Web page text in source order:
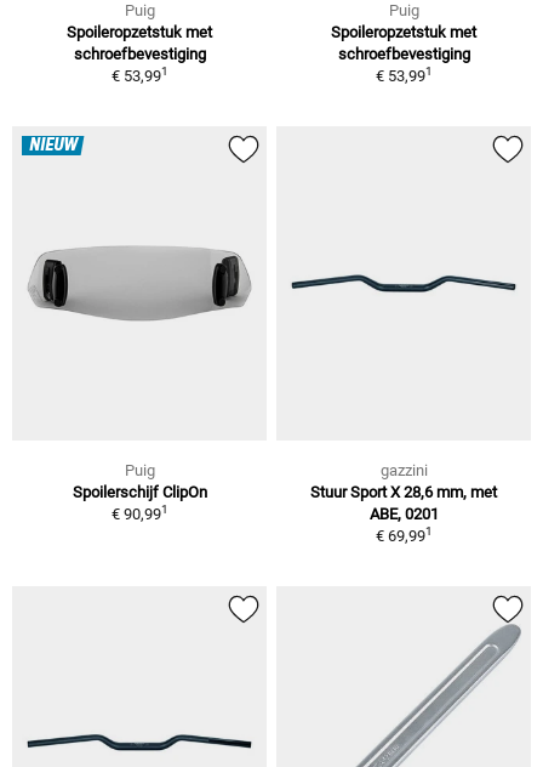
Puig
Spoileropzetstuk met
schroefbevestiging
€ 53,991
Puig
Spoileropzetstuk met
schroefbevestiging
€ 53,991
NIEUW
Puig
Spoilerschijf ClipOn
€ 90,991
gazzini
Stuur Sport X 28,6 mm, met
ABE, 0201
€ 69,991